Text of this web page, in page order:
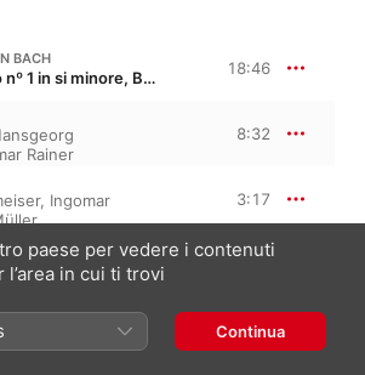
BACH
Sonata per flauto nº 1 in si minore, BWV 1030 18:46
Rainer
8:32
, Ingomar
3:17
,Othmar
5:12
paese per vedere i contenuti
in cui ti trovi
Continua